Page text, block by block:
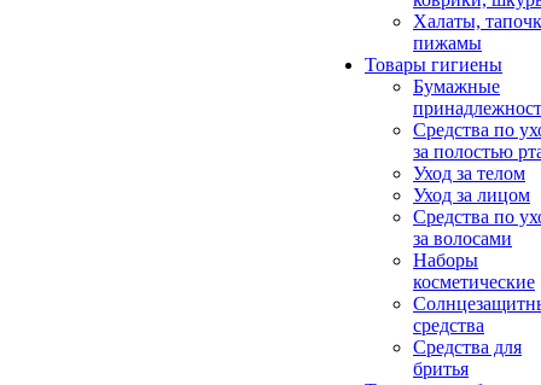
Халаты,
пижамы
Товары гигиены
Бумажные
Средства по
за полостью
Уход за телом
Уход за лицом
Средства по
за волосами
Наборы
косметические
средства
Средства для
бритья